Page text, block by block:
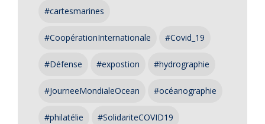
#cartesmarines
#CoopérationInternationale #Covid_19
#Défense #expostion #hydrographie
#JourneeMondialeOcean #océanographie
#philatélie #SolidariteCOVID19